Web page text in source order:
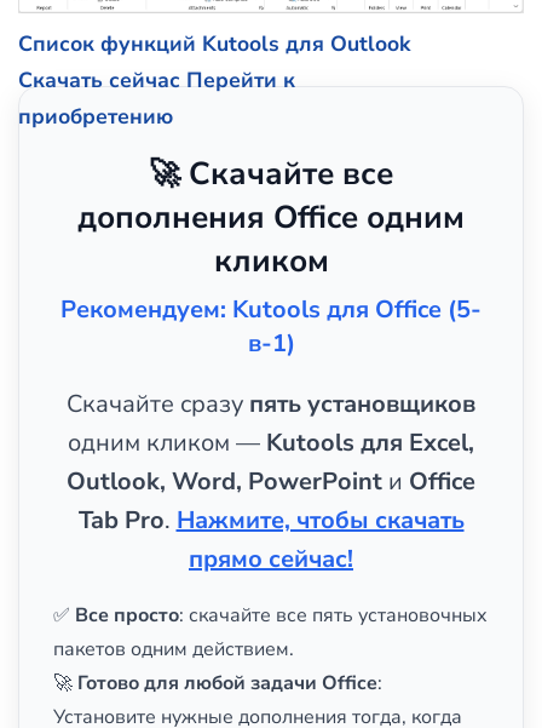
Список функций Kutools для Outlook
Скачать сейчас Перейти к
приобретению
🚀 Скачайте все
дополнения Office одним
кликом
Рекомендуем: Kutools для Office (5-
в-1)
Скачайте сразу пять установщиков
одним кликом — Kutools для Excel,
Outlook, Word, PowerPoint и Office
Tab Pro. Нажмите, чтобы скачать
прямо сейчас!
✅ Все просто: скачайте все пять установочных
пакетов одним действием.
🚀 Готово для любой задачи Office:
Установите нужные дополнения тогда, когда